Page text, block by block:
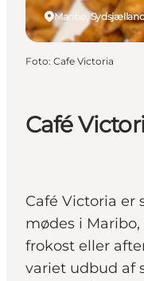
Café
Café Victoria er
mødes i
frokost eller
variet udbud af
Maribo,
Foto: Cafe Victoria